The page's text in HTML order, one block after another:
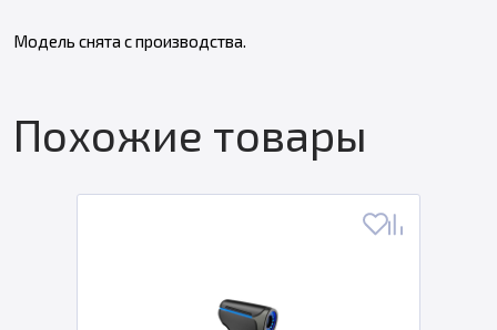
Модель снята с производства.
Похожие товары